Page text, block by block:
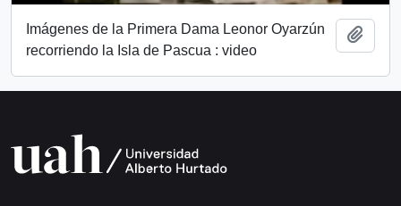
Imágenes de la Primera Dama Leonor Oyarzún
recorriendo la Isla de Pascua : video